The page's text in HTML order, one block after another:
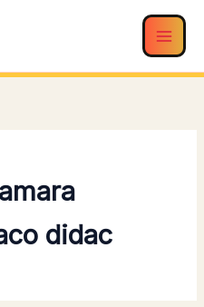
didac